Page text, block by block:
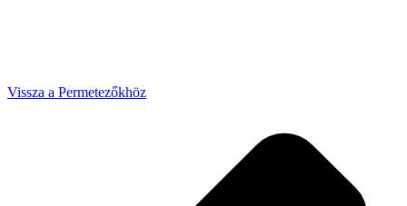
Vissza a Permetezőkhöz